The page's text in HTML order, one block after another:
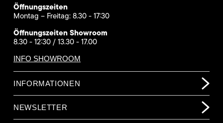
Öffnungszeiten
Montag – Freitag: 8.30 - 17:30
Öffnungszeiten Showroom
8.30 - 12:30 / 13.30 - 17.00
INFO SHOWROOM
INFORMATIONEN
NEWSLETTER